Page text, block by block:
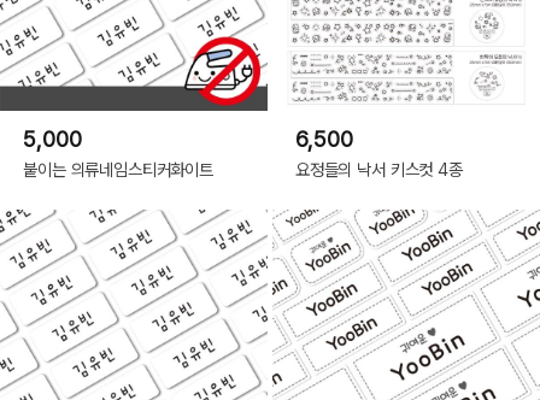
5,000
붙이는 의류네임스티커화이트
6,500
요정들의 낙서 키스컷 4종